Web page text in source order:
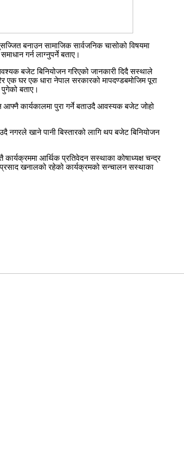
बनाउन सामाजिक सार्वजनिक चासोको विषयमा
गर्न लाग्नुपर्ने बताए।
बजेट बिनियोजन गरिएको जानकारी दिदै सस्थाले
एक घर एक धारा नेपाल सरकारको मापदण्डबमोजिम पूरा
बताए।
आफ्नै कार्यकालमा पुरा गर्ने बताउदै आवस्यक बजेट जोहो
नगरले खाने पानी बिस्तारको लागि थप बजेट बिनियोजन
कार्यक्रममा आर्थिक प्रतिवेदन सस्थाका कोषाध्यक्ष चन्द्र
प्रसाद खनालको रहेको कार्यक्रमको सन्चालन सस्थाका